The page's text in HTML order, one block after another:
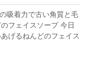
吸着力で古い角質と毛
フェイスソープ 今日
げるねんどのフェイス